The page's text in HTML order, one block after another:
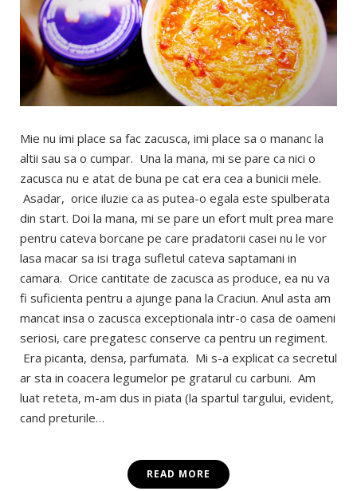
Mie nu imi place sa fac zacusca, imi place sa o mananc la
altii sau sa o cumpar. Una la mana, mi se pare ca nici o
zacusca nu e atat de buna pe cat era cea a bunicii mele.
Asadar, orice iluzie ca as putea-o egala este spulberata
din start. Doi la mana, mi se pare un efort mult prea mare
pentru cateva borcane pe care pradatorii casei nu le vor
lasa macar sa isi traga sufletul cateva saptamani in
camara. Orice cantitate de zacusca as produce, ea nu va
fi suficienta pentru a ajunge pana la Craciun. Anul asta am
mancat insa o zacusca exceptionala intr-o casa de oameni
seriosi, care pregatesc conserve ca pentru un regiment.
Era picanta, densa, parfumata. Mi s-a explicat ca secretul
ar sta in coacera legumelor pe gratarul cu carbuni. Am
luat reteta, m-am dus in piata (la spartul targului, evident,
cand preturile…
READ MORE